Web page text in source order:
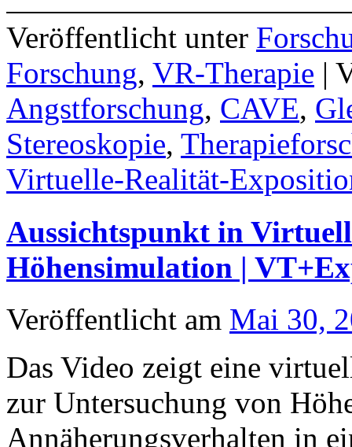
Veröffentlicht unter
Forschung, VR-Therapie |
Angstforschung, CAVE,
Stereoskopie,
Virtuelle-Realität-
Aussichtspunkt in
Höhensimulation |
Veröffentlicht am Mai 30,
Das Video zeigt eine
zur Untersuchung von
Annäherungsverhalten in